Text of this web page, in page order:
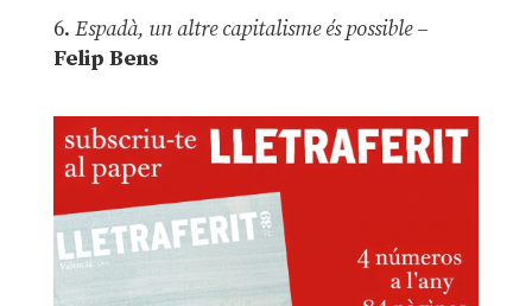
6. Espadà, un altre capitalisme és possible –
Felip Bens